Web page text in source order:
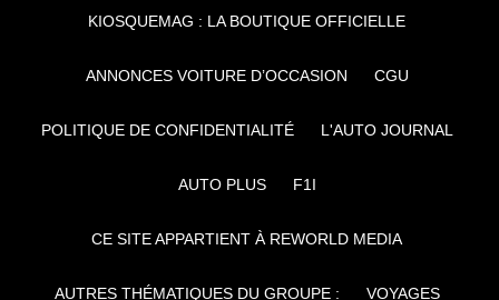
KIOSQUEMAG : LA BOUTIQUE OFFICIELLE
ANNONCES VOITURE D’OCCASION CGU
POLITIQUE DE CONFIDENTIALITÉ L'AUTO JOURNAL
AUTO PLUS F1I
CE SITE APPARTIENT À REWORLD MEDIA
AUTRES THÉMATIQUES DU GROUPE : VOYAGES